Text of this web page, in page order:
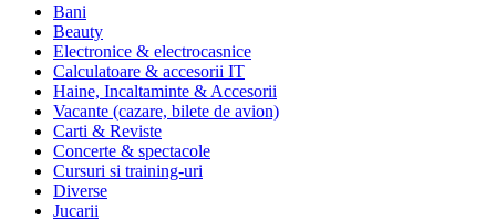
Bani
Beauty
Electronice & electrocasnice
Calculatoare & accesorii IT
Haine, Incaltaminte & Accesorii
Vacante (cazare, bilete de avion)
Carti & Reviste
Concerte & spectacole
Cursuri si training-uri
Diverse
Jucarii